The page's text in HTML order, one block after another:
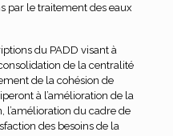
par le traitement des eaux
du PADD visant à
de la centralité
de la cohésion de
à l’amélioration de la
l’amélioration du cadre de
des besoins de la